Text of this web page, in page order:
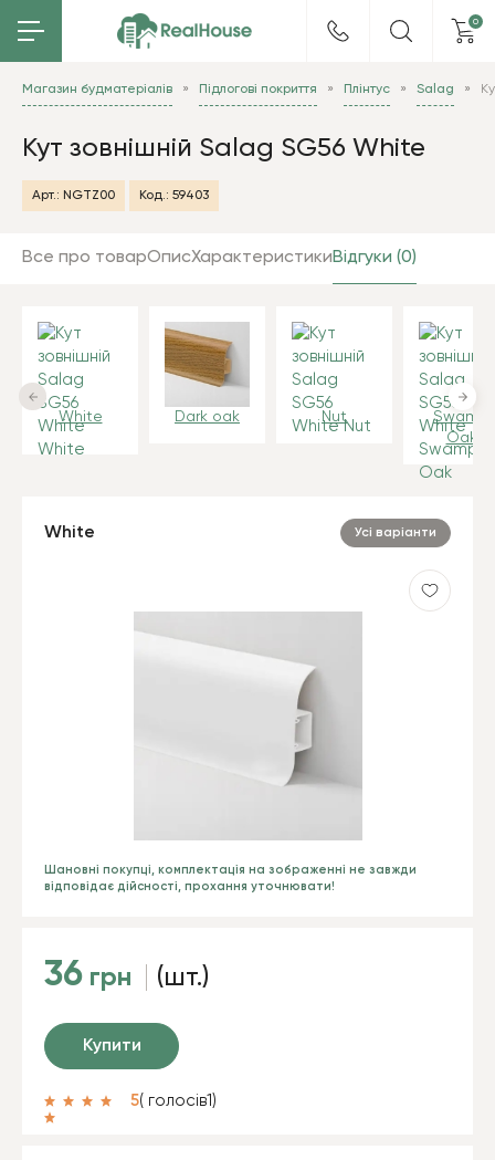
0
Магазин будматеріалів Підлогові покриття Плінтус Salag
Кут зовнішній Salag SG56 White
Арт.: NGTZ00 Код.: 59403
Все про товарОписХарактеристикиВідгуки (0)
Шановні покупці, комплектація на зображенні не завжди
відповідає дійсності, прохання уточнювати!
White Dark oak Nut
Swamp
Oak
White Усі варіанти
36 грн (шт.)
Купити
5( голосів1 )